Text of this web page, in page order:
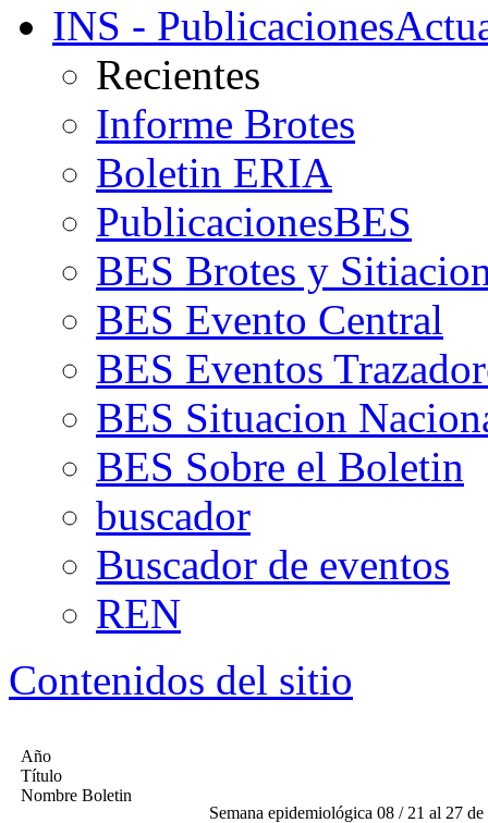
INS - Publicaciones
Recientes
Informe Brotes
Boletin ERIA
PublicacionesBES
BES Brotes y
BES Evento Central
BES Eventos
BES Situacion
BES Sobre el Boletin
buscador
Buscador de eventos
REN
Contenidos del sitio
Año
Título
Nombre Boletin
​Semana epidemiológica 08 / 21 al 27